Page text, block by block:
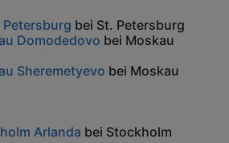
bei St. Petersburg
Domodedovo bei Moskau
Sheremetyevo bei Moskau
Arlanda bei Stockholm